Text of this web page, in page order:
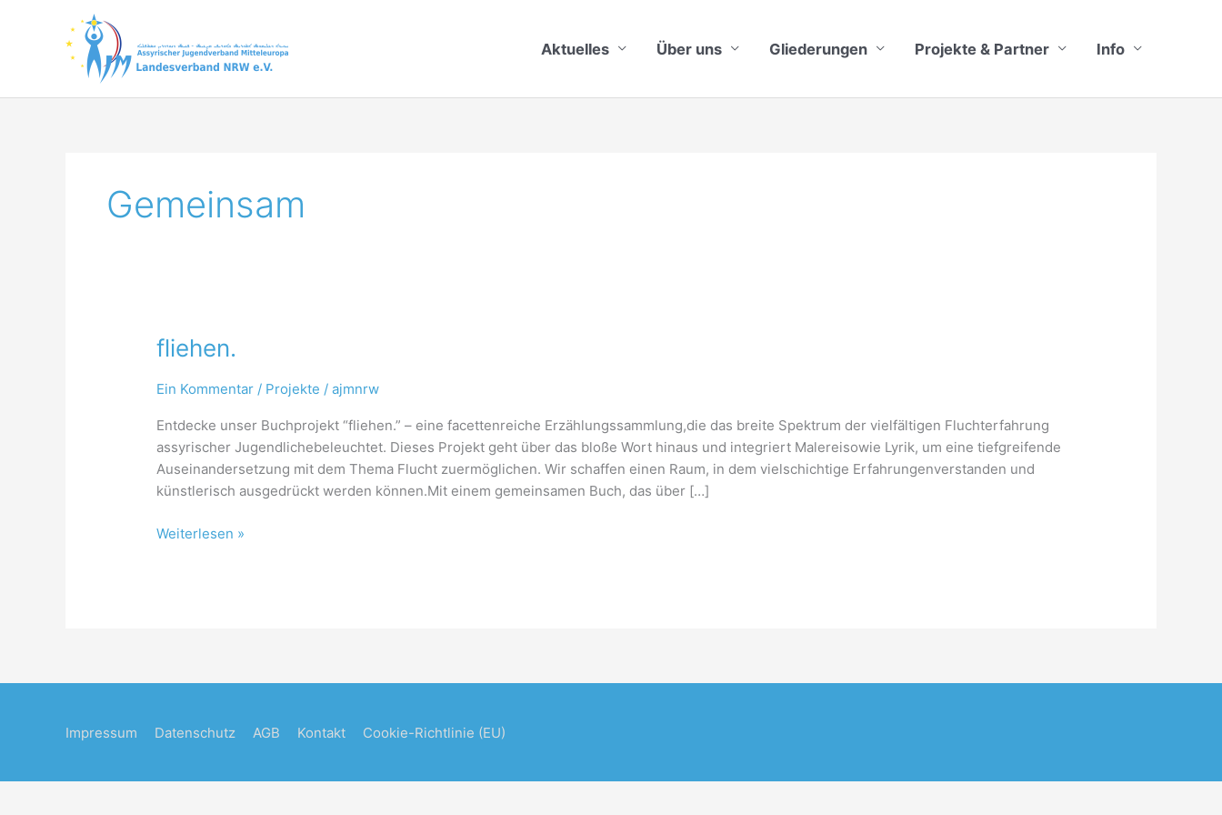
Aktuelles Über uns Gliederungen Projekte & Partner Info
Gemeinsam
fliehen.
Ein Kommentar / Projekte /ajmnrw
Entdecke unser Buchprojekt “fliehen.” – eine facettenreiche Erzählungssammlung,die das breite Spektrum der vielfältigen Fluchterfahrung
assyrischer Jugendlichebeleuchtet. Dieses Projekt geht über das bloße Wort hinaus und integriert Malereisowie Lyrik, um eine tiefgreifende
Auseinandersetzung mit dem Thema Flucht zuermöglichen. Wir schaffen einen Raum, in dem vielschichtige Erfahrungenverstanden und
künstlerisch ausgedrückt werden können.Mit einem gemeinsamen Buch, das über […]
fliehen.
Weiterlesen »
Impressum Datenschutz AGB Kontakt Cookie-Richtlinie (EU)